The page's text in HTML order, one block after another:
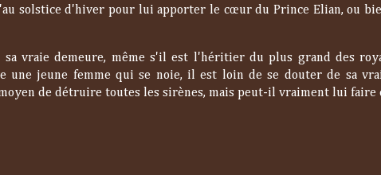
solstice d'hiver pour lui apporter le cœur du Prince Elian, ou
sa vraie demeure, même s'il est l'héritier du plus grand des
une jeune femme qui se noie, il est loin de se douter de sa
de détruire toutes les sirènes, mais peut-il vraiment lui faire